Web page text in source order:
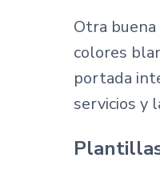
Otra
colores
portada
servicios y